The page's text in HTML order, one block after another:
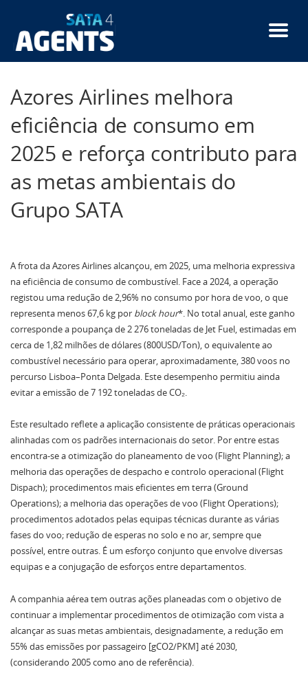
conteúdo
Azores Airlines melhora
eficiência de consumo em
2025 e reforça contributo para
as metas ambientais do
Grupo SATA
A frota da Azores Airlines alcançou, em 2025, uma melhoria expressiva
na eficiência de consumo de combustível. Face a 2024, a operação
registou uma redução de 2,96% no consumo por hora de voo, o que
representa menos 67,6 kg por block hour*. No total anual, este ganho
corresponde a poupança de 2 276 toneladas de Jet Fuel, estimadas em
cerca de 1,82 milhões de dólares (800USD/Ton), o equivalente ao
combustível necessário para operar, aproximadamente, 380 voos no
percurso Lisboa–Ponta Delgada. Este desempenho permitiu ainda
evitar a emissão de 7 192 toneladas de CO₂.
Este resultado reflete a aplicação consistente de práticas operacionais
alinhadas com os padrões internacionais do setor. Por entre estas
encontra-se a otimização do planeamento de voo (Flight Planning); a
melhoria das operações de despacho e controlo operacional (Flight
Dispach); procedimentos mais eficientes em terra (Ground
Operations); a melhoria das operações de voo (Flight Operations);
procedimentos adotados pelas equipas técnicas durante as várias
fases do voo; redução de esperas no solo e no ar, sempre que
possível, entre outras. É um esforço conjunto que envolve diversas
equipas e a conjugação de esforços entre departamentos.
A companhia aérea tem outras ações planeadas com o objetivo de
continuar a implementar procedimentos de otimização com vista a
alcançar as suas metas ambientais, designadamente, a redução em
55% das emissões por passageiro [gCO2/PKM] até 2030,
(considerando 2005 como ano de referência).